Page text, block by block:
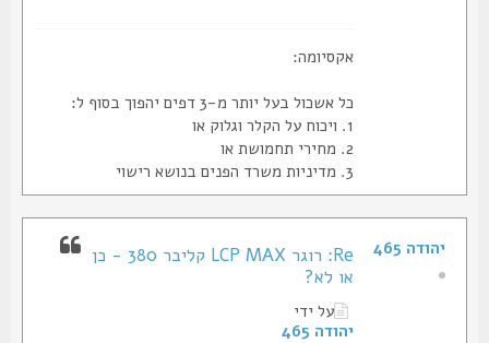
אקסיומה:
כל אשכול בעל יותר מ-3 דפים יהפוך בסוף ל:
Re: רוגר LCP MAX קליבר 380 - כן
או לא?
על ידי
יהודה 465
יהודה 465